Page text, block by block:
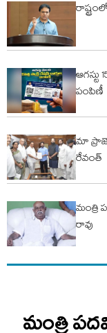
ఆగస్టు
పంపిణీ
మా
రేవంత్
మంత్రి
రావు
మంత్రి